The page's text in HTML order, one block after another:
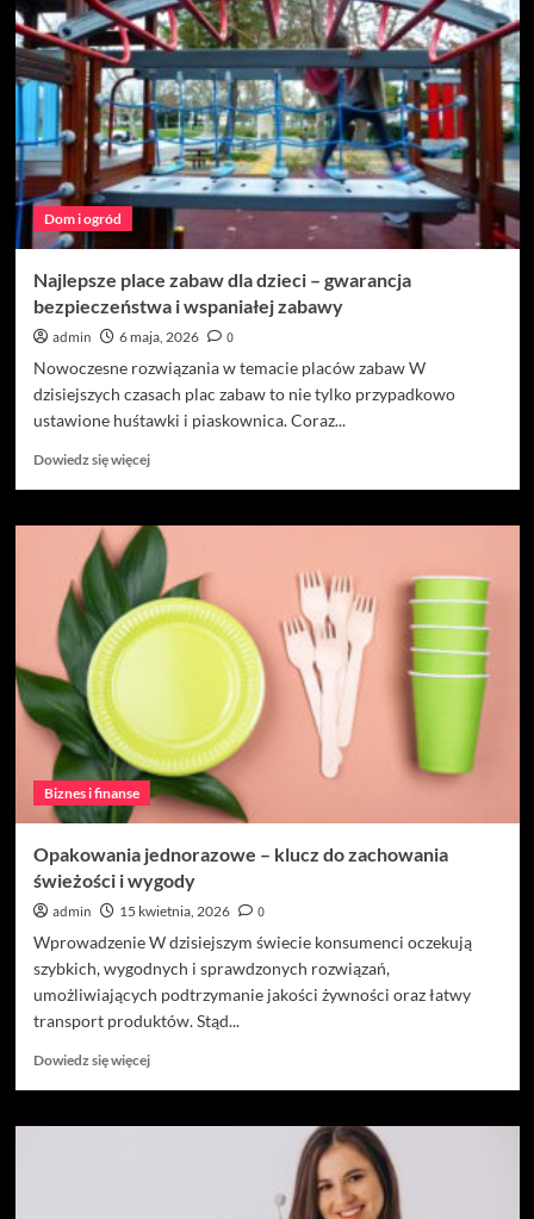
Dom i ogród
Najlepsze place zabaw dla dzieci – gwarancja
bezpieczeństwa i wspaniałej zabawy
admin 6 maja, 2026
0
Nowoczesne rozwiązania w temacie placów zabaw W
dzisiejszych czasach plac zabaw to nie tylko przypadkowo
ustawione huśtawki i piaskownica. Coraz...
Dowiedz się więcejDowiedz
o
Najlepsze
place
zabaw
dla
dzieci
bezpieczeństwa
wspaniałej
zabawy
Biznes i finanse
Opakowania jednorazowe – klucz do zachowania
świeżości i wygody
admin 15 kwietnia, 2026
0
Wprowadzenie W dzisiejszym świecie konsumenci oczekują
szybkich, wygodnych i sprawdzonych rozwiązań,
umożliwiających podtrzymanie jakości żywności oraz łatwy
transport produktów. Stąd...
Dowiedz się więcejDowiedz
o